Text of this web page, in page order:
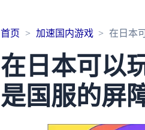
首页 加速国内游戏 在日本
在日本可以
是国服的屏